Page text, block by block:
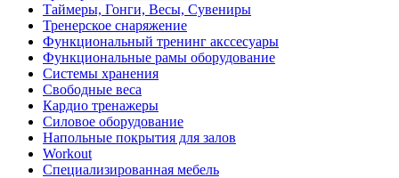
Таймеры, Гонги, Весы, Сувениры
Тренерское снаряжение
Функциональный тренинг акссесуары
Функциональные рамы оборудование
Системы хранения
Свободные веса
Кардио тренажеры
Силовое оборудование
Напольные покрытия для залов
Workout
Специализированная мебель